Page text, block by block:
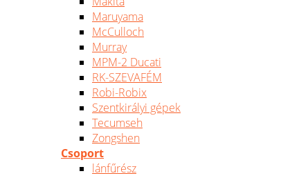
Maruyama
McCulloch
Murray
MPM-2 Ducati
RK-SZEVAFÉM
Robi-Robix
Szentkirályi gépek
Tecumseh
Zongshen
Csoport
lánfűrész